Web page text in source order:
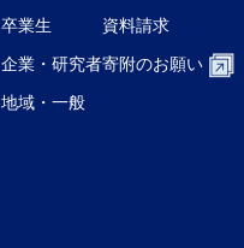
卒業生
企業・研究者
地域・一般
資料請求
寄附のお願い